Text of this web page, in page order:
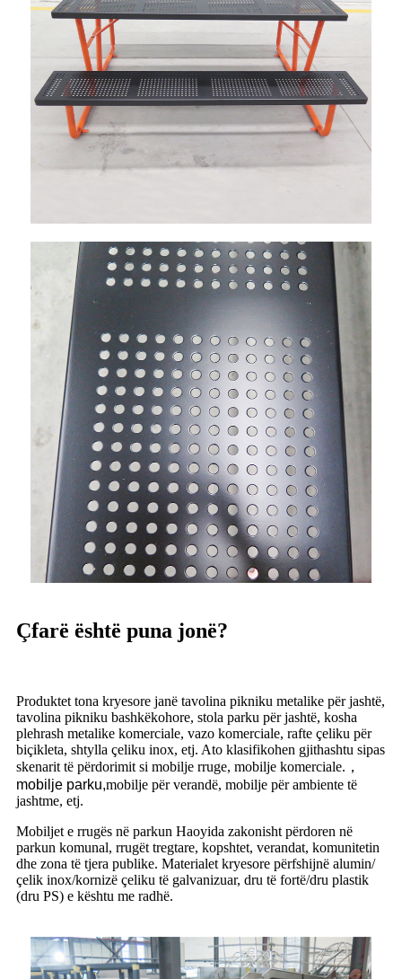
Çfarë është puna jonë?
Produktet tona kryesore janë tavolina pikniku metalike për jashtë,
tavolina pikniku bashkëkohore, stola parku për jashtë, kosha
plehrash metalike komerciale, vazo komerciale, rafte çeliku për
biçikleta, shtylla çeliku inox, etj. Ato klasifikohen gjithashtu sipas
skenarit të përdorimit si mobilje rruge, mobilje komerciale. ，
mobilje parku,mobilje për verandë, mobilje për ambiente të
jashtme, etj.
Mobiljet e rrugës në parkun Haoyida zakonisht përdoren në
parkun komunal, rrugët tregtare, kopshtet, verandat, komunitetin
dhe zona të tjera publike. Materialet kryesore përfshijnë alumin/
çelik inox/kornizë çeliku të galvanizuar, dru të fortë/dru plastik
(dru PS) e kështu me radhë.